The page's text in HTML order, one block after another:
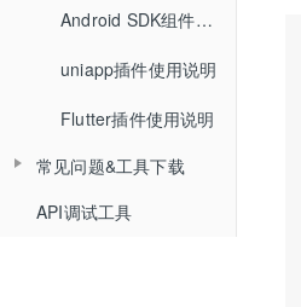
聊天相关API
回放相关API
自动登录相关API
接口认证相关API
THQS相关API
Web SDK音视频API文档
Web排麦组件化
Web聊天组件化
Web文档组件化
Web媒体组件化
Android SDK组件化开发指南
uniapp插件使用说明
Flutter插件使用说明
常见问题&工具下载
常见问题
API调试工具